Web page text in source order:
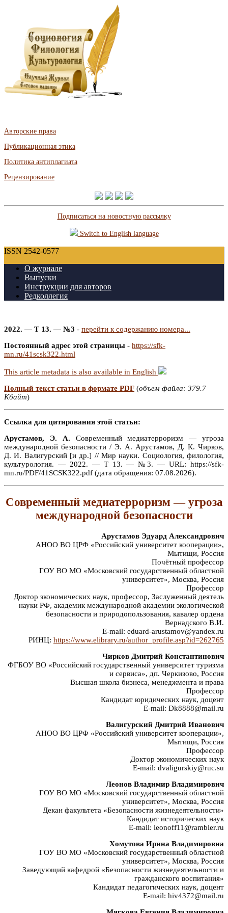
Авторские права
Публикационная этика
Политика антиплагиата
Рецензирование
Подписаться на новостную рассылку
Switch to English language
ISSN 2542-0577
О журнале
Выпуски
Инструкции для авторов
Редколлегия
2022. — Т 13. — №3 - перейти к содержанию номера...
Постоянный адрес этой страницы - https://sfk-
mn.ru/41scsk322.html
This article metadata is also available in English
Полный текст статьи в формате PDF (объем файла: 379.7
Кбайт)
Ссылка для цитирования этой статьи:
Арустамов, Э. А. Современный медиатерроризм — угроза
международной безопасности / Э. А. Арустамов, Д. К. Чирков,
Д. И. Валигурский [и др.] // Мир науки. Социология, филология,
культурология. — 2022. — Т 13. — №3. — URL: https://sfk-
mn.ru/PDF/41SCSK322.pdf (дата обращения: 07.08.2026).
Современный медиатерроризм — угроза
международной безопасности
Арустамов Эдуард Александрович
АНОО ВО ЦРФ «Российский университет кооперации»,
Мытищи, Россия
Почётный профессор
ГОУ ВО МО «Московский государственный областной
университет», Москва, Россия
Профессор
Доктор экономических наук, профессор, Заслуженный деятель
науки РФ, академик международной академии экологической
безопасности и природопользования, кавалер ордена
Вернадского В.И.
E-mail: eduard-arustamov@yandex.ru
РИНЦ: https://www.elibrary.ru/author_profile.asp?id=262765
Чирков Дмитрий Константинович
ФГБОУ ВО «Российский государственный университет туризма
и сервиса», дп. Черкизово, Россия
Высшая школа бизнеса, менеджмента и права
Профессор
Кандидат юридических наук, доцент
E-mail: Dk8888@mail.ru
Валигурский Дмитрий Иванович
АНОО ВО ЦРФ «Российский университет кооперации»,
Мытищи, Россия
Профессор
Доктор экономических наук
E-mail: dvaligurskiy@ruc.su
Леонов Владимир Владимирович
ГОУ ВО МО «Московский государственный областной
университет», Москва, Россия
Декан факультета «Безопасности жизнедеятельности»
Кандидат исторических наук
E-mail: leonoff11@rambler.ru
Хомутова Ирина Владимировна
ГОУ ВО МО «Московский государственный областной
университет», Москва, Россия
Заведующий кафедрой «Безопасности жизнедеятельности и
гражданского воспитания»
Кандидат педагогических наук, доцент
E-mail: hiv4372@mail.ru